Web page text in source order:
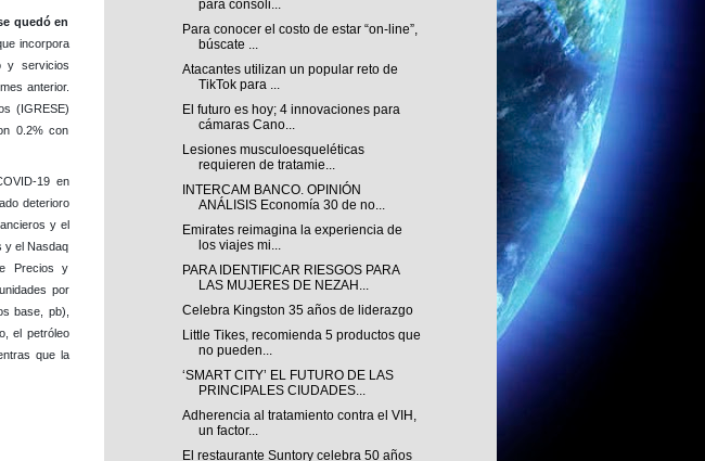
quedó en
incorpora
y servicios
anterior.
(IGRESE)
0.2% con
19 en
deterioro
y el
y el Nasdaq
Precios y
por
base, pb),
el petróleo
que la
para consoli...
Para conocer el costo de estar “on-line”,
búscate ...
Atacantes utilizan un popular reto de
TikTok para ...
El futuro es hoy; 4 innovaciones para
cámaras Cano...
Lesiones musculoesqueléticas
requieren de tratamie...
INTERCAM BANCO. OPINIÓN
ANÁLISIS Economía 30 de no...
Emirates reimagina la experiencia de
los viajes mi...
PARA IDENTIFICAR RIESGOS PARA
LAS MUJERES DE NEZAH...
Celebra Kingston 35 años de liderazgo
Little Tikes, recomienda 5 productos que
no pueden...
‘SMART CITY’ EL FUTURO DE LAS
PRINCIPALES CIUDADES...
Adherencia al tratamiento contra el VIH,
un factor...
El restaurante Suntory celebra 50 años